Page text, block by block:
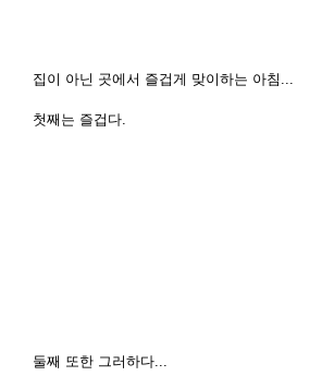
집이 아닌 곳에서 즐겁게 맞이하는 아침...
첫째는 즐겁다.
둘째 또한 그러하다...